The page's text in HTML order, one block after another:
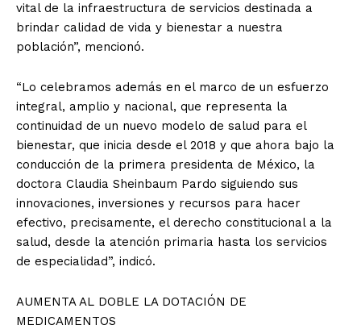
vital de la infraestructura de servicios destinada a
brindar calidad de vida y bienestar a nuestra
población”, mencionó.
“Lo celebramos además en el marco de un esfuerzo
integral, amplio y nacional, que representa la
continuidad de un nuevo modelo de salud para el
bienestar, que inicia desde el 2018 y que ahora bajo la
conducción de la primera presidenta de México, la
doctora Claudia Sheinbaum Pardo siguiendo sus
innovaciones, inversiones y recursos para hacer
efectivo, precisamente, el derecho constitucional a la
salud, desde la atención primaria hasta los servicios
de especialidad”, indicó.
AUMENTA AL DOBLE LA DOTACIÓN DE
MEDICAMENTOS